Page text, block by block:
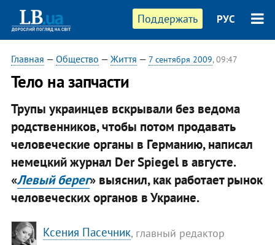
Поддержать РУС
Главная — Общество — Життя — 7 сентября 2009, 09:47
Тело на запчасти
Трупы украинцев вскрывали без ведома
родственников, чтобы потом продавать
человеческие органы в Германию, написал
немецкий журнал Der Spiegel в августе.
«Левый берег» выяснил, как работает рынок
человеческих органов в Украине.
Ксения Пасечник, главный редактор